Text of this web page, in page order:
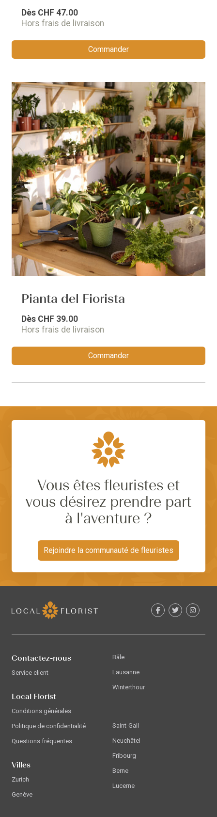
Dès CHF 47.00
Hors frais de livraison
Commander
Pianta del Fiorista
Dès CHF 39.00
Hors frais de livraison
Commander
Vous êtes fleuristes et
vous désirez prendre part
à l'aventure ?
Rejoindre la communauté de fleuristes
Contactez-nous
Service client
Local Florist
Conditions générales
Politique de confidentialité
Questions fréquentes
Villes
Zurich
Genève
Bâle
Lausanne
Winterthour
Saint-Gall
Neuchâtel
Fribourg
Berne
Lucerne